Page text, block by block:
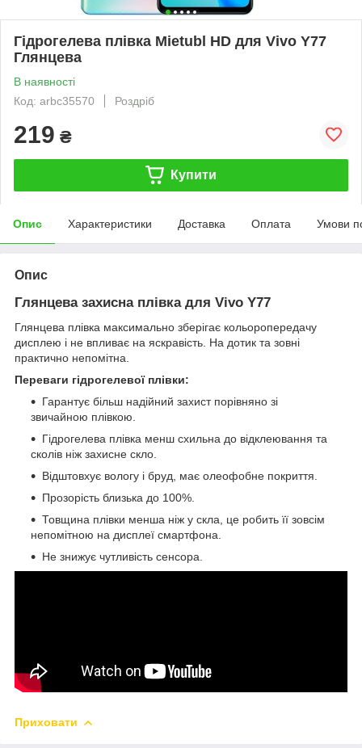
Гідрогелева плівка Mietubl HD для Vivo Y77
Глянцева
В наявності
Код: arbc35570
Роздріб
219 ₴
Купити
Опис Характеристики Доставка Оплата Умови
Опис
Глянцева захисна плівка для Vivo Y77
Глянцева плівка максимально зберігає кольоропередачу
дисплею і не впливає на яскравість. На дотик та зовні
практично непомітна.
Переваги гідрогелевої плівки:
Гарантує більш надійний захист порівняно зі
звичайною плівкою.
Гідрогелева плівка менш схильна до відклеювання та
сколів ніж захисне скло.
Відштовхує вологу і бруд, має олеофобне покриття.
Прозорість близька до 100%.
Товщина плівки менша ніж у скла, це робить її зовсім
непомітною на дисплеї смартфона.
Не знижує чутливість сенсора.
Приховати